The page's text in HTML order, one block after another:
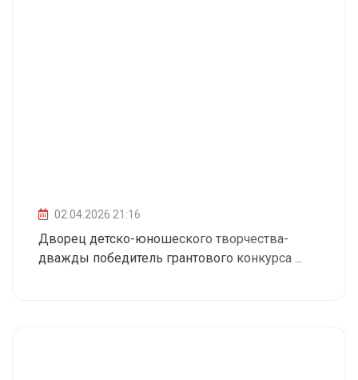
02.04.2026 21:16
Дворец детско-юношеского творчества-
дважды победитель грантового конкурса ...